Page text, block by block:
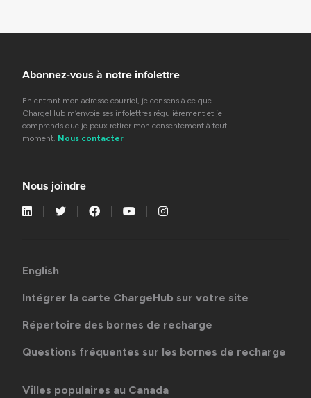
Abonnez-vous à notre infolettre
En entrant mon adresse courriel, je consens à ce que
ChargeHub m’envoie ses infolettres régulièrement et je
comprends que je peux retirer mon consentement à tout
moment. Nous contacter
Nous joindre
English
Intégrer la carte ChargeHub sur votre site
Répertoire des bornes de recharge
Questions fréquentes sur les bornes de recharge
Villes populaires au Canada